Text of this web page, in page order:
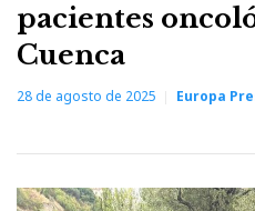
pacientes
Cuenca
28 de agosto de 2025 Europa